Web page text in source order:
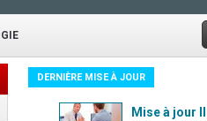
DERNIÈRE MISE À JOUR
Mise à jour